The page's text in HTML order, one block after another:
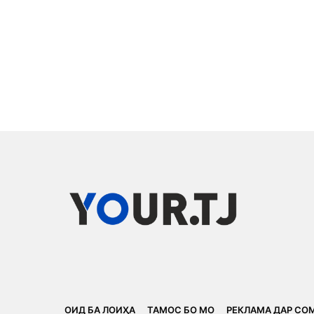
ОИД БА ЛОИҲА ТАМОС БО МО РЕКЛАМА ДАР